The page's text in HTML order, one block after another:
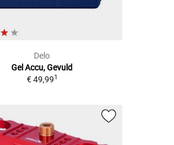
Delo
Gel Accu, Gevuld
€ 49,991